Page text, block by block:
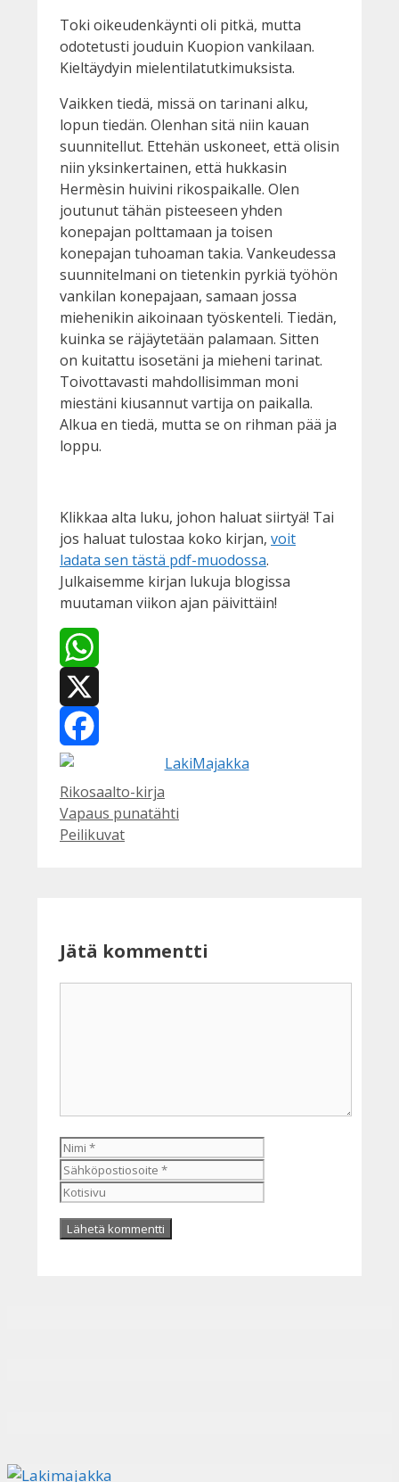
Toki oikeudenkäynti oli pitkä, mutta
odotetusti jouduin Kuopion vankilaan.
Kieltäydyin mielentilatutkimuksista.
Vaikken tiedä, missä on tarinani alku,
lopun tiedän. Olenhan sitä niin kauan
suunnitellut. Ettehän uskoneet, että olisin
niin yksinkertainen, että hukkasin
Hermèsin huivini rikospaikalle. Olen
joutunut tähän pisteeseen yhden
konepajan polttamaan ja toisen
konepajan tuhoaman takia. Vankeudessa
suunnitelmani on tietenkin pyrkiä työhön
vankilan konepajaan, samaan jossa
miehenikin aikoinaan työskenteli. Tiedän,
kuinka se räjäytetään palamaan. Sitten
on kuitattu isosetäni ja mieheni tarinat.
Toivottavasti mahdollisimman moni
miestäni kiusannut vartija on paikalla.
Alkua en tiedä, mutta se on rihman pää ja
loppu.
Klikkaa alta luku, johon haluat siirtyä! Tai
jos haluat tulostaa koko kirjan, voit
ladata sen tästä pdf-muodossa.
Julkaisemme kirjan lukuja blogissa
muutaman viikon ajan päivittäin!
WhatsApp
X
Facebook
Kategoriat
Rikosaalto-kirja
Vapaus punatähti
Peilikuvat
Jätä kommentti
Nimi